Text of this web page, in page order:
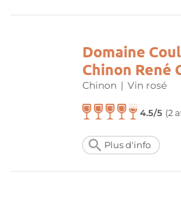
Domaine
Chinon René
Chinon | Vin rosé
4.5/5 (2
Plus d'info